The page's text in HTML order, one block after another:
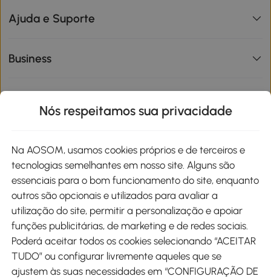
Ajuda e Suporte
Business
Métodos de pagamento
Envio
Nós respeitamos sua privacidade
Na AOSOM, usamos cookies próprios e de terceiros e
tecnologias semelhantes em nosso site. Alguns são
essenciais para o bom funcionamento do site, enquanto
outros são opcionais e utilizados para avaliar a
utilização do site, permitir a personalização e apoiar
funções publicitárias, de marketing e de redes sociais.
Poderá aceitar todos os cookies selecionando “ACEITAR
TUDO” ou configurar livremente aqueles que se
ajustem às suas necessidades em “CONFIGURAÇÃO DE